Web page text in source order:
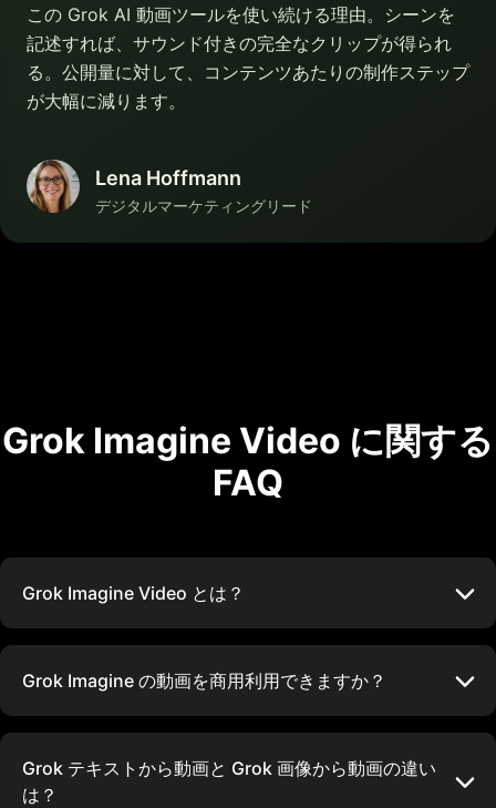
この Grok AI 動画ツールを使い続ける理由。シーンを
記述すれば、サウンド付きの完全なクリップが得られ
る。公開量に対して、コンテンツあたりの制作ステップ
が大幅に減ります。
Lena Hoffmann
デジタルマーケティングリード
Grok Imagine Video に関する
FAQ
Grok Imagine Video とは？
Grok Imagine の動画を商用利用できますか？
Grok テキストから動画と Grok 画像から動画の違い
は？